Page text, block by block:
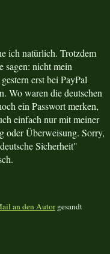
ich natürlich. Trotzdem
sagen: nicht mein
erst bei PayPal
Wo waren die deutschen
ein Passwort merken,
einfach nur mit meiner
oder Überweisung. Sorry,
Sicherheit"
an den Autorgesandt